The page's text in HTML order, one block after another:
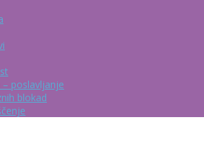
– poslavljanje
blokad